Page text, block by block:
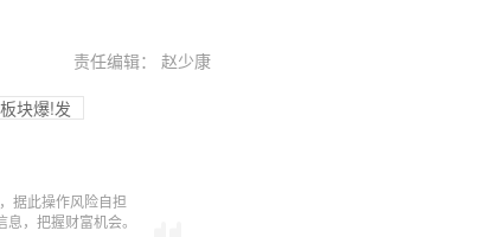
责任编辑： 赵少康
块爆!发
据此操作风险自担
，把握财富机会。